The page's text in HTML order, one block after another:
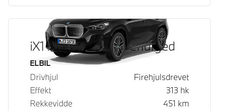
iX1 xDrive30 Fully Charged
Drivstoff
ELBIL
Drivhjul
Firehjulsdrevet
Effekt
313 hk
Rekkevidde
451 km